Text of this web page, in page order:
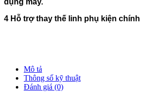
dụng máy.
4 Hỗ trợ thay thế linh phụ kiện
Mô tả
Thông số kỹ thuật
Đánh giá (0)